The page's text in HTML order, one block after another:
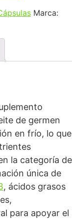
Marca:
de germen
en frío, lo que
la categoría de
única de
, ácidos grasos
para apoyar el